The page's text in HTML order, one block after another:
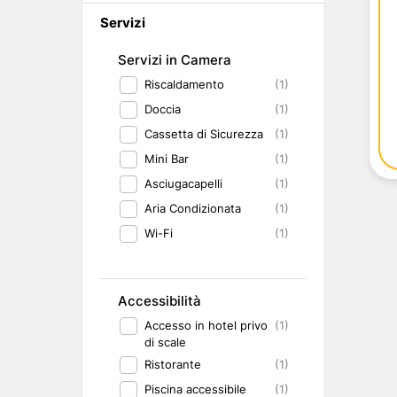
Emilia Romagna
Valle d'Aosta
Trentino-Alto Adige
Friuli-Venezia Giulia
Marche
Lampedusa
Gourmet &
Benessere e Relax
Servizi
Servizi in Camera
Riscaldamento
(1)
Doccia
(1)
Cassetta di Sicurezza
(1)
Mini Bar
(1)
Asciugacapelli
(1)
Aria Condizionata
(1)
Wi-Fi
(1)
Accessibilità
Accesso in hotel privo
di scale
(1)
Ristorante
(1)
Piscina accessibile
(1)